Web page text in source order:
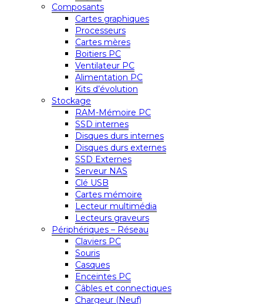
Composants
Cartes graphiques
Processeurs
Cartes mères
Boitiers PC
Ventilateur PC
Alimentation PC
Kits d’évolution
Stockage
RAM-Mémoire PC
SSD internes
Disques durs internes
Disques durs externes
SSD Externes
Serveur NAS
Clé USB
Cartes mémoire
Lecteur multimédia
Lecteurs graveurs
Périphériques – Réseau
Claviers PC
Souris
Casques
Enceintes PC
Câbles et connectiques
Chargeur (Neuf)